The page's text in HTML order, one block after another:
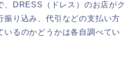
、DRESS（ドレス）のお店がク
振り込み、代引などの支払い方
いるのかどうかは各自調べてい